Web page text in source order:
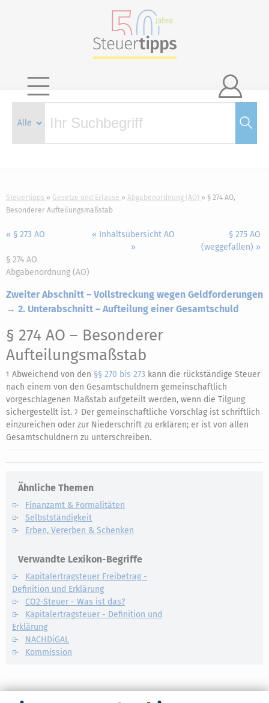

Steuertipps Gesetze und Erlasse Abgabenordnung (AO)
§ 274 AO,
Besonderer Aufteilungsmaßstab
« § 273 AO
« Inhaltsübersicht AO
»
§ 275 AO
(weggefallen) »
§ 274 AO
Abgabenordnung (AO)
Zweiter Abschnitt – Vollstreckung wegen Geldforderungen
→ 2. Unterabschnitt – Aufteilung einer Gesamtschuld
§ 274 AO – Besonderer
Aufteilungsmaßstab
1 Abweichend von den §§ 270 bis 273 kann die rückständige Steuer
nach einem von den Gesamtschuldnern gemeinschaftlich
vorgeschlagenen Maßstab aufgeteilt werden, wenn die Tilgung
sichergestellt ist. 2 Der gemeinschaftliche Vorschlag ist schriftlich
einzureichen oder zur Niederschrift zu erklären; er ist von allen
Gesamtschuldnern zu unterschreiben.
Ähnliche Themen
Finanzamt & Formalitäten
Selbstständigkeit
Erben, Vererben & Schenken
Verwandte Lexikon-Begriffe
Kapitalertragsteuer Freibetrag -
Definition und Erklärung
CO2-Steuer - Was ist das?
Kapitalertragsteuer - Definition und
Erklärung
NACHDiGAL
Kommission